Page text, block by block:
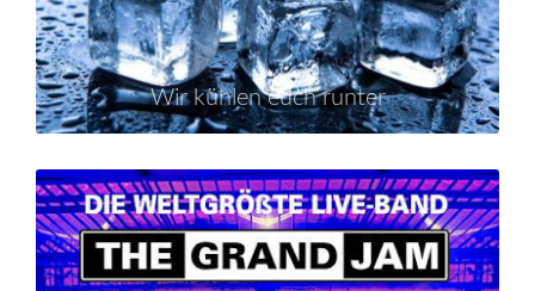
Wir kühlen euch runter